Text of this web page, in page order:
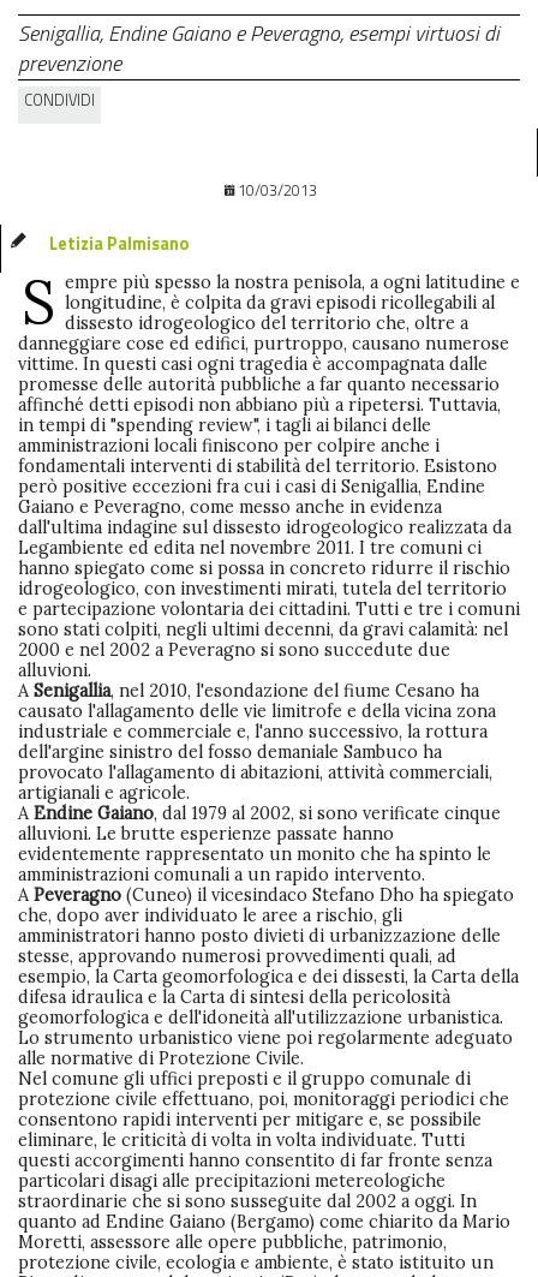
Senigallia, Endine Gaiano e Peveragno, esempi virtuosi di
prevenzione
CONDIVIDI
10/03/2013
Letizia Palmisano
S empre più spesso la nostra penisola, a ogni latitudine e
longitudine, è colpita da gravi episodi ricollegabili al
dissesto idrogeologico del territorio che, oltre a
danneggiare cose ed edifici, purtroppo, causano numerose
vittime. In questi casi ogni tragedia è accompagnata dalle
promesse delle autorità pubbliche a far quanto necessario
affinché detti episodi non abbiano più a ripetersi. Tuttavia,
in tempi di "spending review", i tagli ai bilanci delle
amministrazioni locali finiscono per colpire anche i
fondamentali interventi di stabilità del territorio. Esistono
però positive eccezioni fra cui i casi di Senigallia, Endine
Gaiano e Peveragno, come messo anche in evidenza
dall'ultima indagine sul dissesto idrogeologico realizzata da
Legambiente ed edita nel novembre 2011. I tre comuni ci
hanno spiegato come si possa in concreto ridurre il rischio
idrogeologico, con investimenti mirati, tutela del territorio
e partecipazione volontaria dei cittadini. Tutti e tre i comuni
sono stati colpiti, negli ultimi decenni, da gravi calamità: nel
2000 e nel 2002 a Peveragno si sono succedute due
alluvioni.
ASenigallia, nel 2010, l'esondazione del fiume Cesano ha
causato l'allagamento delle vie limitrofe e della vicina zona
industriale e commerciale e, l'anno successivo, la rottura
dell'argine sinistro del fosso demaniale Sambuco ha
provocato l'allagamento di abitazioni, attività commerciali,
artigianali e agricole.
AEndine Gaiano, dal 1979 al 2002, si sono verificate cinque
alluvioni. Le brutte esperienze passate hanno
evidentemente rappresentato un monito che ha spinto le
amministrazioni comunali a un rapido intervento.
APeveragno (Cuneo) il vicesindaco Stefano Dho ha spiegato
che, dopo aver individuato le aree a rischio, gli
amministratori hanno posto divieti di urbanizzazione delle
stesse, approvando numerosi provvedimenti quali, ad
esempio, la Carta geomorfologica e dei dissesti, la Carta della
difesa idraulica e la Carta di sintesi della pericolosità
geomorfologica e dell'idoneità all'utilizzazione urbanistica.
Lo strumento urbanistico viene poi regolarmente adeguato
alle normative di Protezione Civile.
Nel comune gli uffici preposti e il gruppo comunale di
protezione civile effettuano, poi, monitoraggi periodici che
consentono rapidi interventi per mitigare e, se possibile
eliminare, le criticità di volta in volta individuate. Tutti
questi accorgimenti hanno consentito di far fronte senza
particolari disagi alle precipitazioni metereologiche
straordinarie che si sono susseguite dal 2002 a oggi. In
quanto ad Endine Gaiano (Bergamo) come chiarito da Mario
Moretti, assessore alle opere pubbliche, patrimonio,
protezione civile, ecologia e ambiente, è stato istituito un